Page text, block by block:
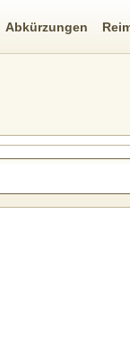
Abkürzungen